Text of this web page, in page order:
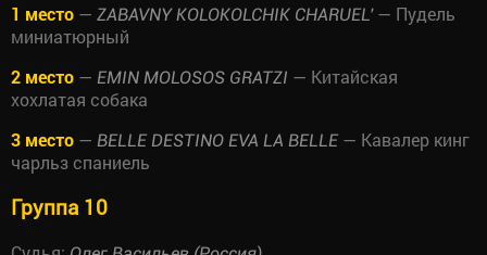
1 место — ZABAVNY KOLOKOLCHIK CHARUEL'— Пудель
миниатюрный
2 место — EMIN MOLOSOS GRATZI — Китайская
хохлатая собака
3 место — BELLE DESTINO EVA LA BELLE — Кавалер кинг
чарльз спаниель
Группа 10